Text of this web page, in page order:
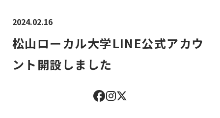
2024.02.16
松山ローカル大学LINE公式アカウ
ント開設しました